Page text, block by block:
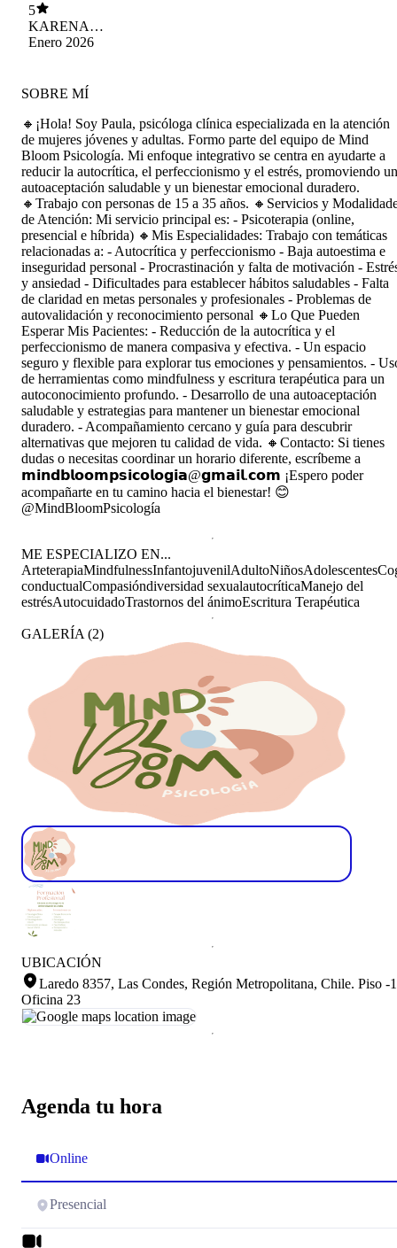
con confianza y sin sentirme juzgada, me
gustaba mucho que incluso respetara mis
silencios, porque eso me hacía sentir escuchada
observar mis emociones y entender mis patrones
fue muy bueno para mi crecimiento. Aprecio
muchísimo la dedicación, la paciencia y la forma
cercana que recibí en cada sesión, termino este
proceso sintiéndome más consciente y segura de
mí misma, gracias al trabajo compartido tuvo un
impacto bastante positivo en mi vida, y estoy
realmente agradecida por todo lo trabajado
juntas.
5
KARENA
ANABEL
Enero 2026
Agenda tu hora
Online
Presencial
SOBRE MÍ
🔸¡Hola! Soy Paula, psicóloga clínica especializada en la atención
de mujeres jóvenes y adultas. Formo parte del equipo de Mind
Bloom Psicología. Mi enfoque integrativo se centra en ayudarte a
reducir la autocrítica, el perfeccionismo y el estrés, promoviendo
autoaceptación saludable y un bienestar emocional duradero.
🔸Trabajo con personas de 15 a 35 años. 🔸Servicios y
de Atención: Mi servicio principal es: - Psicoterapia (online,
presencial e híbrida) 🔸Mis Especialidades: Trabajo con temáticas
relacionadas a: - Autocrítica y perfeccionismo - Baja autoestima e
inseguridad personal - Procrastinación y falta de motivación -
y ansiedad - Dificultades para establecer hábitos saludables - Falta
de claridad en metas personales y profesionales - Problemas de
autovalidación y reconocimiento personal 🔸Lo Que Pueden
Esperar Mis Pacientes: - Reducción de la autocrítica y el
perfeccionismo de manera compasiva y efectiva. - Un espacio
seguro y flexible para explorar tus emociones y pensamientos. -
de herramientas como mindfulness y escritura terapéutica para un
autoconocimiento profundo. - Desarrollo de una autoaceptación
saludable y estrategias para mantener un bienestar emocional
duradero. - Acompañamiento cercano y guía para descubrir
alternativas que mejoren tu calidad de vida. 🔸Contacto: Si tienes
dudas o necesitas coordinar un horario diferente, escríbeme a
𝗺𝗶𝗻𝗱𝗯𝗹𝗼𝗼𝗺𝗽𝘀𝗶𝗰𝗼𝗹𝗼𝗴𝗶𝗮@𝗴𝗺𝗮𝗶𝗹.𝗰𝗼𝗺 ¡Espero poder
acompañarte en tu camino hacia el bienestar! 😊
@MindBloomPsicología
ME ESPECIALIZO EN...
ArteterapiaMindfulnessInfantojuvenilAdultoNiñosAdolescentes
conductualCompasióndiversidad sexualautocríticaManejo del
estrésAutocuidadoTrastornos del ánimoEscritura Terapéutica
GALERÍA (2)
UBICACIÓN
Laredo 8357, Las Condes, Región Metropolitana, Chile. Piso -
Oficina 23